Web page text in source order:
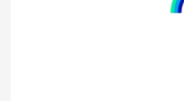
Beginning of dialog
cancel and close the